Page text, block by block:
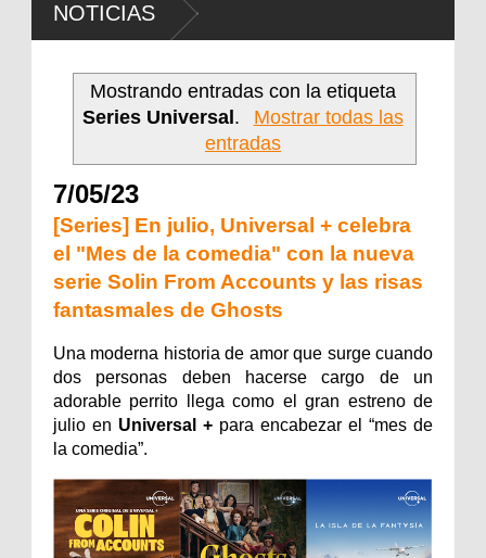
NOTICIAS
Mostrando entradas con la etiqueta
Series Universal .
Mostrar todas las
entradas
7/05/23
[Series] En julio, Universal + celebra
el "Mes de la comedia" con la nueva
serie Solin From Accounts y las risas
fantasmales de Ghosts
Una moderna historia de amor que surge cuando
dos personas deben hacerse cargo de un
adorable perrito llega como el gran estreno de
julio en Universal + para encabezar el “mes de
la comedia”.